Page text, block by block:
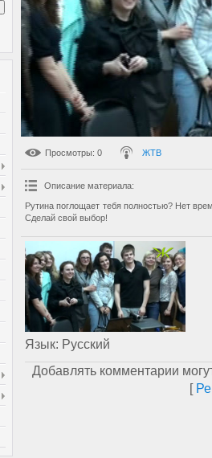
Просмотры: 0 ЖТВ
Описание материала:
Рутина поглощает тебя полностью? Нет
Сделай свой выбор!
Язык: Русский
Добавлять комментарии
[